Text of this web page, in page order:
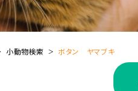
小動物検索 ボタン ヤマブキ